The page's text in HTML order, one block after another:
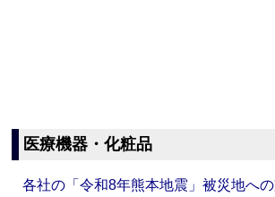
医療機器・化粧品
各社の「令和8年熊本地震」被災地への